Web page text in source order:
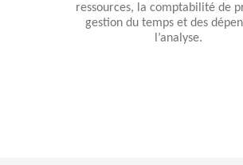
ressources, la comptabilité de
gestion du temps et des
l’analyse.